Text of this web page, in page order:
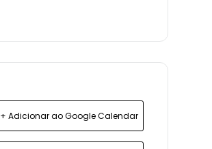
+ Adicionar ao Google Calendar